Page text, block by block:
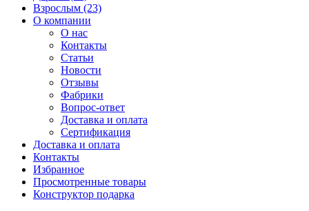
Взрослым (23)
О компании
О нас
Контакты
Статьи
Новости
Отзывы
Фабрики
Вопрос-ответ
Доставка и оплата
Сертификация
Доставка и оплата
Контакты
Избранное
Просмотренные товары
Конструктор подарка